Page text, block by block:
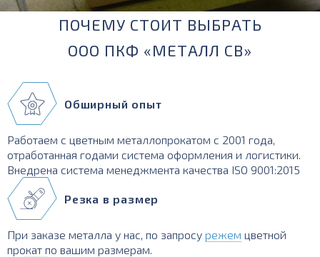
ПОЧЕМУ СТОИТ ВЫБРАТЬ
ООО ПКФ «МЕТАЛЛ СВ»
Обширный опыт
Работаем с цветным металлопрокатом с 2001 года,
отработанная годами система оформления и логистики.
Внедрена система менеджмента качества ISO 9001:2015
Резка в размер
При заказе металла у нас, по запросу режем цветной
прокат по вашим размерам.